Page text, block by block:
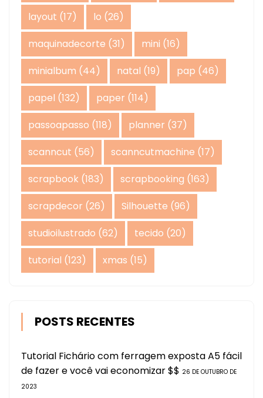
layout (17) lo (26)
maquinadecorte (31) mini (16)
minialbum (44) natal (19) pap (46)
papel (132) paper (114)
passoapasso (118) planner (37)
scanncut (56) scanncutmachine (17)
scrapbook (183) scrapbooking (163)
scrapdecor (26) Silhouette (96)
studioilustrado (62) tecido (20)
tutorial (123) xmas (15)
POSTS RECENTES
Tutorial Fichário com ferragem exposta A5 fácil
de fazer e você vai economizar $$ 26 DE OUTUBRO DE
2023